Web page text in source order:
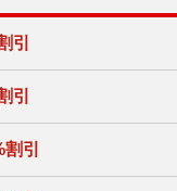
引
引
引